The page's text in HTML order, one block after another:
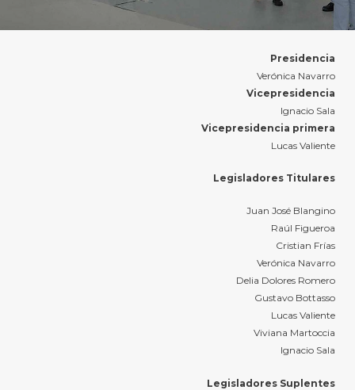
Presidencia
Verónica Navarro
Vicepresidencia
Ignacio Sala
Vicepresidencia primera
Lucas Valiente
Legisladores Titulares
Juan José Blangino
Raúl Figueroa
Cristian Frías
Verónica Navarro
Delia Dolores Romero
Gustavo Bottasso
Lucas Valiente
Viviana Martoccia
Ignacio Sala
Legisladores Suplentes